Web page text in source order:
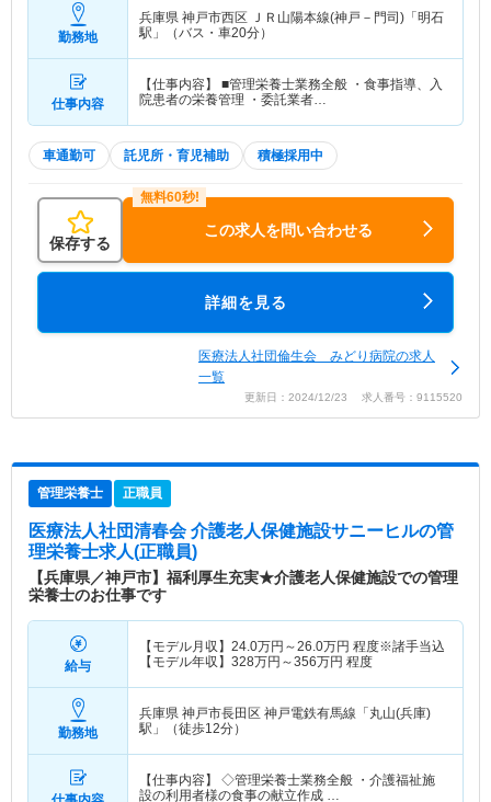
勤務地
兵庫県 神戸市西区 ＪＲ山陽本線(神戸－門司)「明石
駅」（バス・車20分）
仕事内容
【仕事内容】 ■管理栄養士業務全般 ・食事指導、入
院患者の栄養管理 ・委託業者…
車通勤可 託児所・育児補助 積極採用中
保存する
この求人を問い合わせる
詳細を見る
医療法人社団倫生会 みどり病院の求人
一覧
更新日：2024/12/23 求人番号：9115520
管理栄養士 正職員
医療法人社団清春会 介護老人保健施設サニーヒルの管
理栄養士求人(正職員)
【兵庫県／神戸市】福利厚生充実★介護老人保健施設での管理
栄養士のお仕事です
給与
【モデル月収】 24.0万円～26.0万円 程度※諸手当込
【モデル年収】 328万円～356万円 程度
勤務地
兵庫県 神戸市長田区 神戸電鉄有馬線「丸山(兵庫)
駅」（徒歩12分）
【仕事内容】 ◇管理栄養士業務全般 ・介護福祉施
設の利用者様の食事の献立作成 …